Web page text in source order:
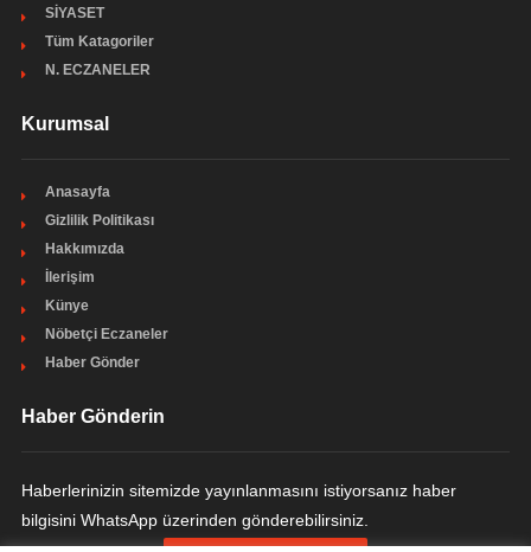
SİYASET
Tüm Katagoriler
N. ECZANELER
Kurumsal
Anasayfa
Gizlilik Politikası
Hakkımızda
İlerişim
Künye
Nöbetçi Eczaneler
Haber Gönder
Haber Gönderin
Haberlerinizin sitemizde yayınlanmasını istiyorsanız haber
bilgisini WhatsApp üzerinden gönderebilirsiniz.